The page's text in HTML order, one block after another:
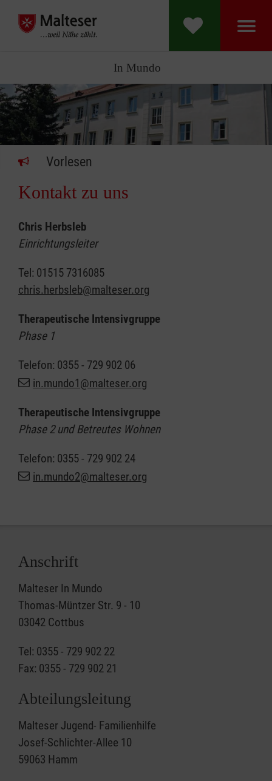
In Mundo
Vorlesen
Kontakt zu uns
Chris Herbsleb
Einrichtungsleiter
Tel: 01515 7316085
​​​​​​​chris.herbsleb@malteser.org
Therapeutische Intensivgruppe
Phase 1
Telefon: 0355 - 729 902 06
in.mundo1@malteser.org
Therapeutische Intensivgruppe
Phase 2 und Betreutes Wohnen
Telefon: 0355 - 729 902 24
in.mundo2@malteser.org
Anschrift
Malteser In Mundo
Thomas-Müntzer Str. 9 - 10
03042 Cottbus
Tel: 0355 - 729 902 22
Fax: 0355 - 729 902 21
Abteilungsleitung
Malteser Jugend- Familienhilfe
Josef-Schlichter-Allee 10
59063 Hamm